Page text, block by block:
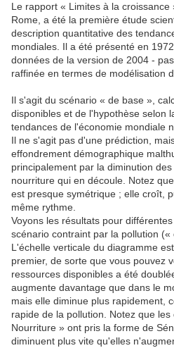
Le rapport « Limites à la
Rome, a été la première étude
description quantitative des
mondiales. Il a été présenté en
données de la version de 2004 -
raffinée en termes de modélisation
Il s'agit du scénario « de base »,
disponibles et de l'hypothèse selon
tendances de l'économie mondiale
Il ne s'agit pas d'une prédiction,
effondrement démographique
principalement par la diminution
nourriture qui en découle. Notez
est presque symétrique ; elle croît,
même rythme.
Voyons les résultats pour
scénario contraint par la pollution («
L'échelle verticale du diagramme
premier, de sorte que vous pouvez
ressources disponibles a été
augmente davantage que dans le
mais elle diminue plus rapidement,
rapide de la pollution. Notez que
Nourriture » ont pris la forme de
diminuent plus vite qu'elles